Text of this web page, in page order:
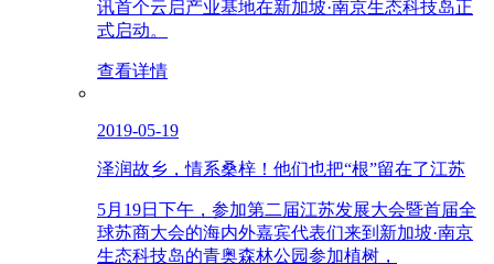
讯首个云启产业基地在新加坡·南京生态科技岛正
式启动。
查看详情
2019-05-19
泽润故乡，情系桑梓！他们也把“根”留在了江苏
5月19日下午，参加第二届江苏发展大会暨首届全
球苏商大会的海内外嘉宾代表们来到新加坡·南京
生态科技岛的青奥森林公园参加植树，